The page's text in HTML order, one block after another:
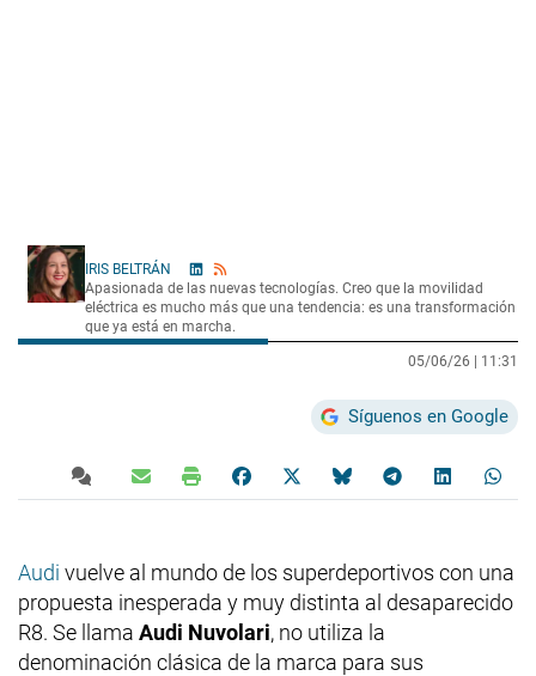
IRIS BELTRÁN
Apasionada de las nuevas tecnologías. Creo que la movilidad
eléctrica es mucho más que una tendencia: es una transformación
que ya está en marcha.
05/06/26 | 11:31
Síguenos en Google
Audi vuelve al mundo de los superdeportivos con una
propuesta inesperada y muy distinta al desaparecido
R8. Se llama Audi Nuvolari, no utiliza la
denominación clásica de la marca para sus